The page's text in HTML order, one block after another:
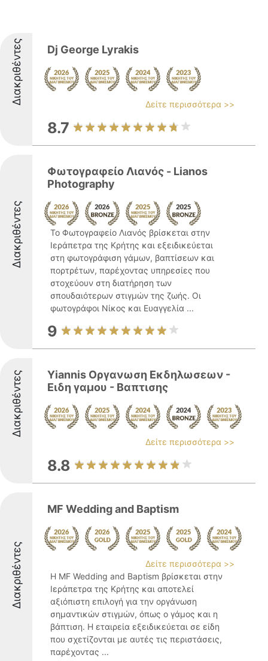
Διακριθέντες Dj George Lyrakis
Δείτε περισσότερα >>
8.7
Διακριθέντες
Φωτογραφείο Λιανός - Lianos
Photography
Το Φωτογραφείο Λιανός βρίσκεται στην
Ιεράπετρα της Κρήτης και εξειδικεύεται
στη φωτογράφιση γάμων, βαπτίσεων και
πορτρέτων, παρέχοντας υπηρεσίες που
στοχεύουν στη διατήρηση των
σπουδαιότερων στιγμών της ζωής. Οι
φωτογράφοι Νίκος και Ευαγγελία ...
9
Διακριθέντες
Yiannis Οργανωση Εκδηλωσεων -
Ειδη γαμου - Βαπτισης
Δείτε περισσότερα >>
8.8
Διακριθέντες
MF Wedding and Baptism
Δείτε περισσότερα >>
Η MF Wedding and Baptism βρίσκεται στην
Ιεράπετρα της Κρήτης και αποτελεί
αξιόπιστη επιλογή για την οργάνωση
σημαντικών στιγμών, όπως ο γάμος και η
βάπτιση. Η εταιρεία εξειδικεύεται σε είδη
που σχετίζονται με αυτές τις περιστάσεις,
παρέχοντας ...